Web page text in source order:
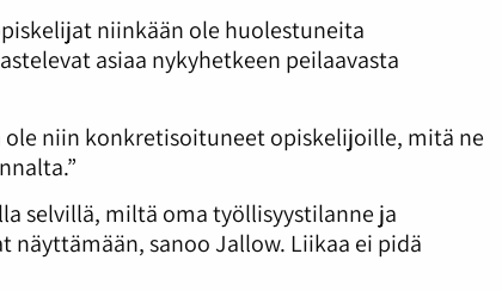
niinkään ole huolestuneita
asiaa nykyhetkeen peilaavasta
niin konkretisoituneet opiskelijoille, mitä ne
selvillä, miltä oma työllisyystilanne ja
sanoo Jallow. Liikaa ei pidä